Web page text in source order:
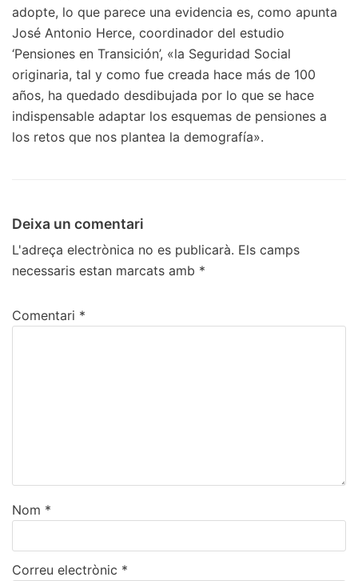
adopte, lo que parece una evidencia es, como apunta
José Antonio Herce, coordinador del estudio
‘Pensiones en Transición’, «la Seguridad Social
originaria, tal y como fue creada hace más de 100
años, ha quedado desdibujada por lo que se hace
indispensable adaptar los esquemas de pensiones a
los retos que nos plantea la demografía».
Deixa un comentari
L'adreça electrònica no es publicarà. Els camps
necessaris estan marcats amb *
Comentari *
Nom *
Correu electrònic *